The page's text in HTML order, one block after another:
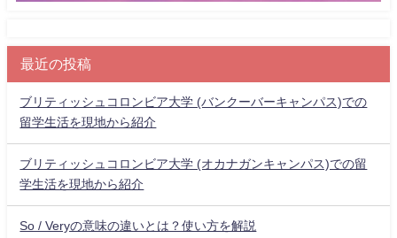
最近の投稿
ブリティッシュコロンビア大学 (バンクーバーキャンパス)での
留学生活を現地から紹介
ブリティッシュコロンビア大学 (オカナガンキャンパス)での留
学生活を現地から紹介
So / Veryの意味の違いとは？使い方を解説